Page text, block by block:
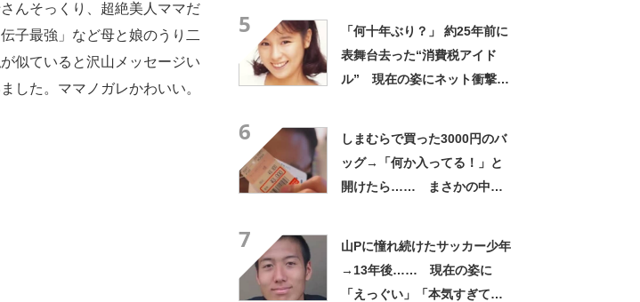
んそっくり、超絶美人ママだ
子最強」など母と娘のうり二
似ていると沢山メッセージい
した。ママノガレかわいい。
5
「何十年ぶり？」 約25年前に
表舞台去った“消費税アイド
ル” 現在の姿にネット衝撃
6
しまむらで買った3000円のバ
ッグ→「何か入ってる！」と
開けたら…… まさかの中身
7
山Pに憧れ続けたサッカー少年
→13年後…… 現在の姿に
「えっぐい」「本気すぎて尊